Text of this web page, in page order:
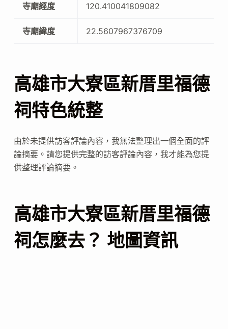
寺廟經度 120.410041809082
寺廟緯度 22.5607967376709
高雄市大寮區新厝里福德
祠特色統整
由於未提供訪客評論內容，我無法整理出一個全面的評
論摘要。請您提供完整的訪客評論內容，我才能為您提
供整理評論摘要。
高雄市大寮區新厝里福德
祠怎麼去？ 地圖資訊